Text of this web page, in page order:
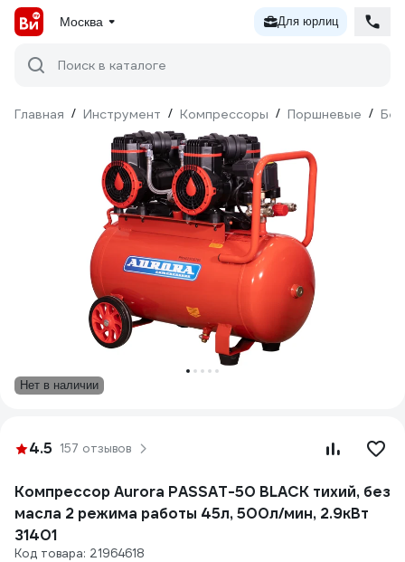
Москва Для юрлиц
Поиск в каталоге
Главная / Инструмент / Компрессоры / Поршневые /
Нет в наличии
4.5 157 отзывов
Компрессор Aurora PASSAT-50 BLACK тихий, без
масла 2 режима работы 45л, 500л/мин, 2.9кВт
31401
Код товара: 21964618